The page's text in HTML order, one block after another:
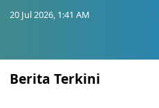
20 Jul 2026, 1:41 AM
Berita Terkini